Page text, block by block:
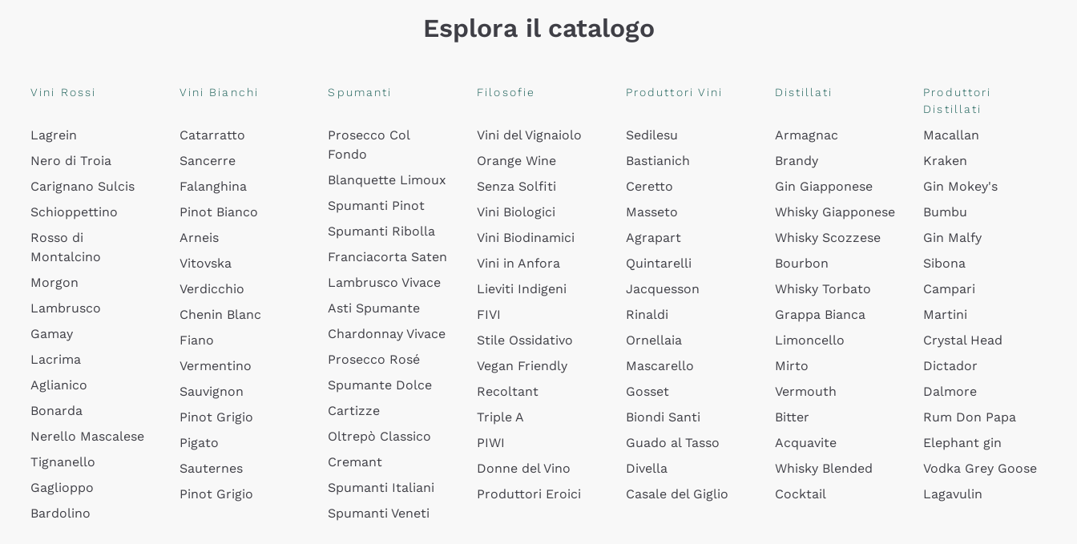
Esplora il catalogo
Vini Rossi
Lagrein
Nero di Troia
Carignano Sulcis
Schioppettino
Rosso di
Montalcino
Morgon
Lambrusco
Gamay
Lacrima
Aglianico
Bonarda
Nerello Mascalese
Tignanello
Gaglioppo
Bardolino
Vini Bianchi
Catarratto
Sancerre
Falanghina
Pinot Bianco
Arneis
Vitovska
Verdicchio
Chenin Blanc
Fiano
Vermentino
Sauvignon
Pinot Grigio
Pigato
Sauternes
Pinot Grigio
Spumanti
Prosecco Col
Fondo
Blanquette Limoux
Spumanti Pinot
Spumanti Ribolla
Franciacorta Saten
Lambrusco Vivace
Asti Spumante
Chardonnay Vivace
Prosecco Rosé
Spumante Dolce
Cartizze
Oltrepò Classico
Cremant
Spumanti Italiani
Spumanti Veneti
Filosofie
Vini del Vignaiolo
Orange Wine
Senza Solfiti
Vini Biologici
Vini Biodinamici
Vini in Anfora
Lieviti Indigeni
FIVI
Stile Ossidativo
Vegan Friendly
Recoltant
Triple A
PIWI
Donne del Vino
Produttori Eroici
Produttori Vini
Sedilesu
Bastianich
Ceretto
Masseto
Agrapart
Quintarelli
Jacquesson
Rinaldi
Ornellaia
Mascarello
Gosset
Biondi Santi
Guado al Tasso
Divella
Casale del Giglio
Distillati
Armagnac
Brandy
Gin Giapponese
Whisky Giapponese
Whisky Scozzese
Bourbon
Whisky Torbato
Grappa Bianca
Limoncello
Mirto
Vermouth
Bitter
Acquavite
Whisky Blended
Cocktail
Produttori
Distillati
Macallan
Kraken
Gin Mokey's
Bumbu
Gin Malfy
Sibona
Campari
Martini
Crystal Head
Dictador
Dalmore
Rum Don Papa
Elephant gin
Vodka Grey Goose
Lagavulin